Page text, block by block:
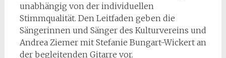
unabhängig von der individuellen
Stimmqualität. Den Leitfaden geben die
Sängerinnen und Sänger des Kulturvereins und
Andrea Ziemer mit Stefanie Bungart-Wickert an
der begleitenden Gitarre vor.